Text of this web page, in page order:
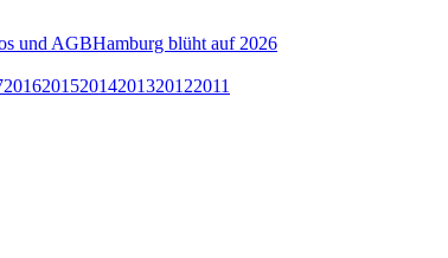
und AGBHamburg blüht auf 2026
201620152014201320122011